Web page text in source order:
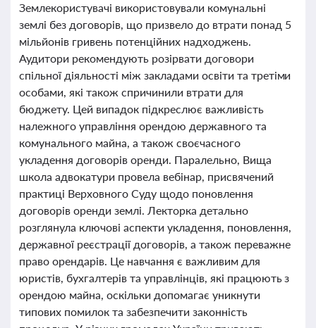
Землекористувачі використовували комунальні
землі без договорів, що призвело до втрати понад 5
мільйонів гривень потенційних надходжень.
Аудитори рекомендують розірвати договори
спільної діяльності між закладами освіти та третіми
особами, які також спричинили втрати для
бюджету. Цей випадок підкреслює важливість
належного управління орендою державного та
комунального майна, а також своєчасного
укладення договорів оренди. Паралельно, Вища
школа адвокатури провела вебінар, присвячений
практиці Верховного Суду щодо поновлення
договорів оренди землі. Лекторка детально
розглянула ключові аспекти укладення, поновлення,
державної реєстрації договорів, а також переважне
право орендарів. Це навчання є важливим для
юристів, бухгалтерів та управлінців, які працюють з
орендою майна, оскільки допомагає уникнути
типових помилок та забезпечити законність